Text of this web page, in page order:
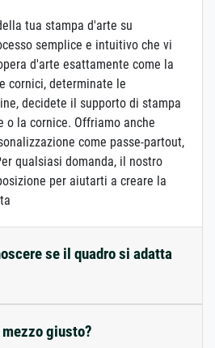
tua stampa d'arte su
semplice e intuitivo che vi
d'arte esattamente come la
cornici, determinate le
decidete il supporto di stampa
o la cornice. Offriamo anche
come passe-partout,
qualsiasi domanda, il nostro
per aiutarti a creare la
se il quadro si adatta
giusto?